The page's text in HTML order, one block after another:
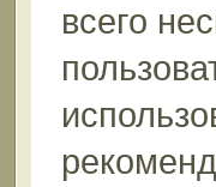
всего